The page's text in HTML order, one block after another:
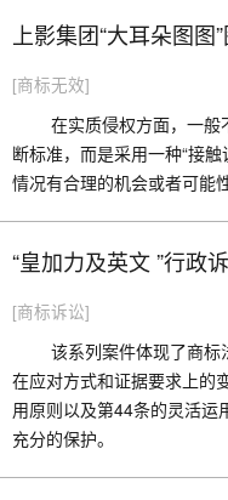
上影集团“大耳朵图
[商标无效]
在实质侵权方面，一
断标准，而是采用一种“接
情况有合理的机会或者可能
“皇加力及英文 ”行政
[商标诉讼]
该系列案件体现了商
在应对方式和证据要求上的
用原则以及第44条的灵活运
充分的保护。